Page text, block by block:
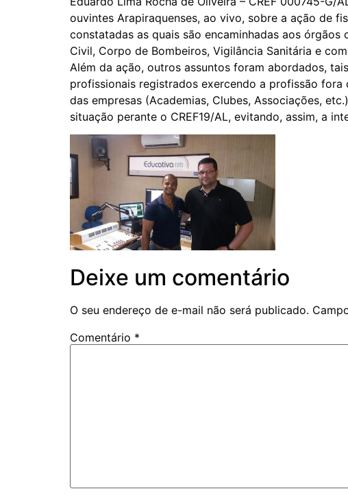
ouvintes Arapiraquenses, ao vivo, sobre a ação de
constatadas as quais são encaminhadas aos
Civil, Corpo de Bombeiros, Vigilância Sanitária e
Além da ação, outros assuntos foram abordados,
profissionais registrados exercendo a profissão
das empresas (Academias, Clubes, Associações,
situação perante o CREF19/AL, evitando, assim, a
Deixe um comentário
O seu endereço de e-mail não será publicado.
Comentário *